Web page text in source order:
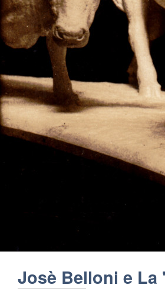
Josè Belloni e La